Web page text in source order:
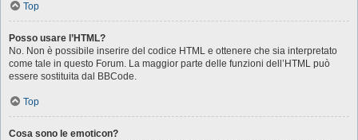
Top
Posso usare l’HTML?
No. Non è possibile inserire del codice HTML e ottenere che sia interpretato
come tale in questo Forum. La maggior parte delle funzioni dell’HTML può
essere sostituita dal BBCode.
Top
Cosa sono le emoticon?